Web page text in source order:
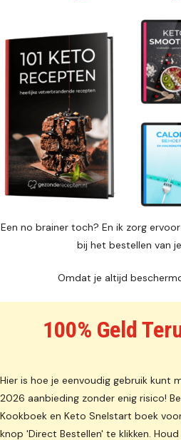
Een no brainer toch? En ik zorg
bij het bestellen van
Omdat je altijd
100% Geld
Hier is hoe je eenvoudig gebruik kunt
2026 aanbieding zonder enig risico!
Kookboek en Keto Snelstart boek
knop 'Direct Bestellen' te klikken.